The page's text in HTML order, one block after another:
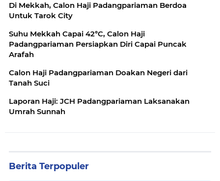
Di Mekkah, Calon Haji Padangpariaman Berdoa
Untuk Tarok City
Suhu Mekkah Capai 42°C, Calon Haji
Padangpariaman Persiapkan Diri Capai Puncak
Arafah
Calon Haji Padangpariaman Doakan Negeri dari
Tanah Suci
Laporan Haji: JCH Padangpariaman Laksanakan
Umrah Sunnah
Berita Terpopuler